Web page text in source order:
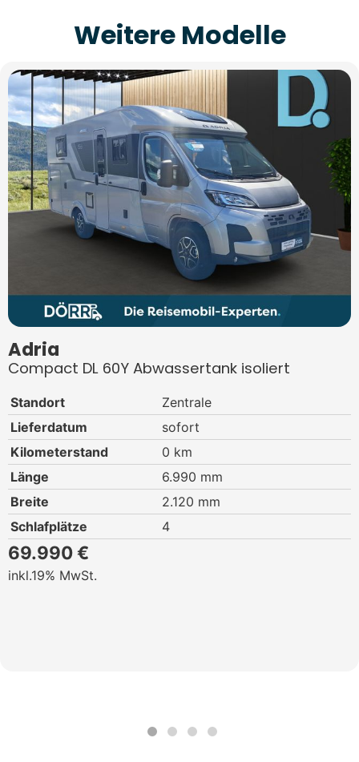
Weitere Modelle
Adria
Compact DL 60Y Abwassertank isoliert
Standort
Zentrale
Lieferdatum
sofort
Kilometerstand
0 km
Länge
6.990 mm
Breite
2.120 mm
Schlafplätze
4
69.990 €
19% MwSt.